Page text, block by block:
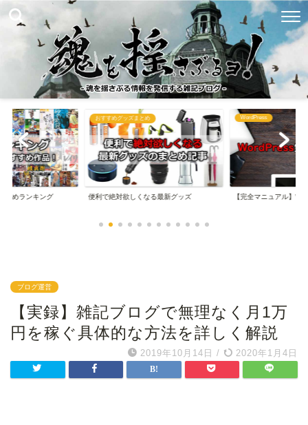
る最新グッズ
WordPress
【完全マニュアル】WordPressの始め方
ブログ関連まとめ
【完全マニュアル】は
ブログ運営
【実録】雑記ブログで無理なく月1万
円を稼ぐ具体的な方法を詳しく解説
2019年10月14日 / 2020年1月4日